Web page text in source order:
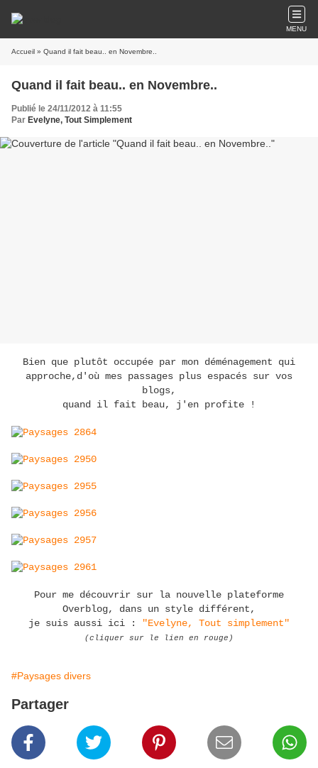
MENU
Accueil » Quand il fait beau.. en Novembre..
Quand il fait beau.. en Novembre..
Publié le 24/11/2012 à 11:55
Par Evelyne, Tout Simplement
Bien que plutôt occupée par mon déménagement qui
approche,d'où mes passages plus espacés sur vos
blogs,
quand il fait beau, j'en profite !
Pour me découvrir sur la nouvelle plateforme
Overblog, dans un style différent,
je suis aussi ici :
"Evelyne, Tout simplement"
(cliquer sur le lien en rouge)
#Paysages divers
Partager